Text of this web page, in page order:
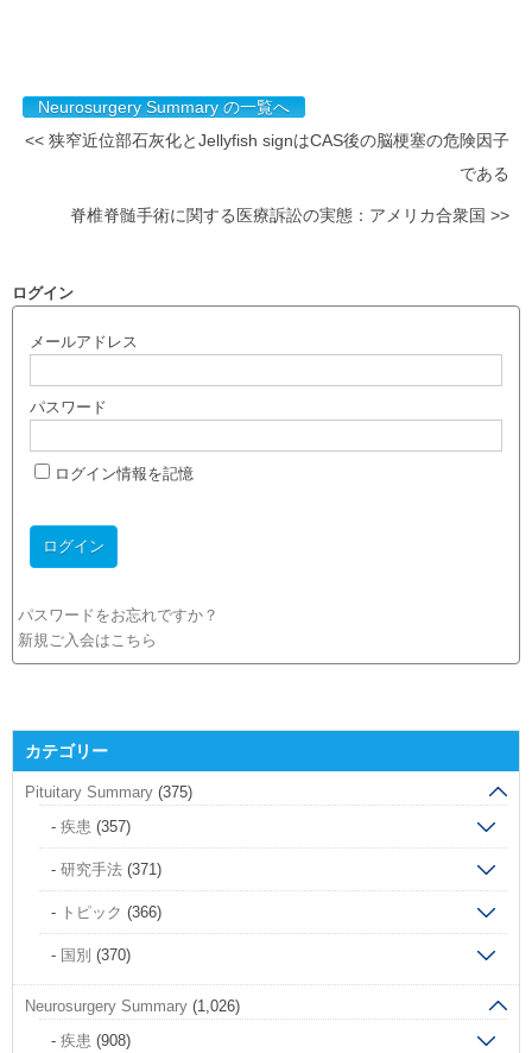
Neurosurgery Summary の一覧へ
<< 狭窄近位部石灰化とJellyfish signはCAS後の脳梗塞の危険因子
である
脊椎脊髄手術に関する医療訴訟の実態：アメリカ合衆国 >>
ログイン
メールアドレス
パスワード
ログイン情報を記憶
パスワードをお忘れですか？
新規ご入会はこちら
カテゴリー
Pituitary Summary (375)
疾患 (357)
研究手法 (371)
トピック (366)
国別 (370)
Neurosurgery Summary (1,026)
疾患 (908)